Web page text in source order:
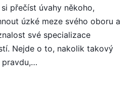
přečíst úvahy někoho,
úzké meze svého oboru a
své specializace
Nejde o to, nakolik takový
pravdu,…